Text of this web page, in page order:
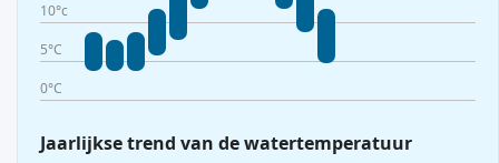
10°c
5°C
0°C
Jaarlijkse trend van de watertemperatuur